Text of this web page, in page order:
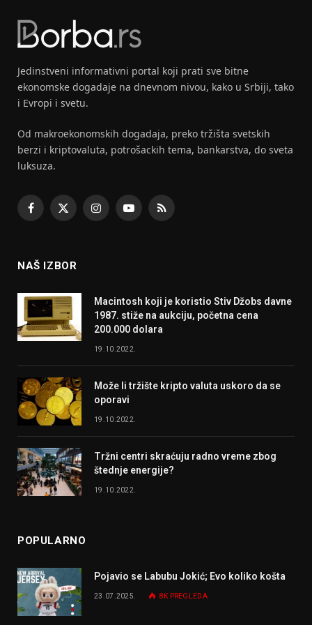
Jedinstveni informativni portal koji prati sve bitne
ekonomske dogadaje na dnevnom nivou, kako u Srbiji, tako
i Evropi i svetu.
Od makroekonomskih dogadaja, preko tržišta svetskih
berzi i kriptovaluta, potrošackih tema, bankarstva, do sveta
luksuza.
Facebook
X
InstagramYouTubeRSS
NAŠ IZBOR
Macintosh koji je koristio Stiv Džobs davne
1987. stiže na aukciju, početna cena
200.000 dolara
19.10.2022.
Može li tržište kripto valuta uskoro da se
oporavi
19.10.2022.
Tržni centri skraćuju radno vreme zbog
štednje energije?
19.10.2022.
POPULARNO
Pojavio se Labubu Jokić; Evo koliko košta
23.07.2025. 8K PREGLEDA